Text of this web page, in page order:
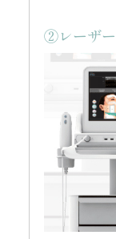
②レーザー